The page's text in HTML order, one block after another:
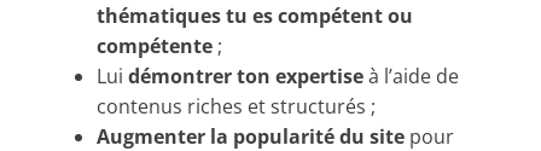
thématiques tu es compétentou
compétente ;
Lui démontrer ton expertiseà l’aide de
contenus riches et structurés ;
Augmenter la popularité du site pour